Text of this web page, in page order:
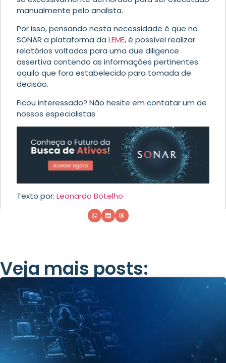
manualmente pelo analista.
Por isso, pensando nesta necessidade é que no
SONAR a plataforma da LEME, é possível realizar
relatórios voltados para uma due diligence
assertiva contendo as informações pertinentes
aquilo que fora estabelecido para tomada de
decisão.
Ficou interessado? Não hesite em contatar um de
nossos especialistas
Texto por: Leonardo Botelho
Veja mais posts: